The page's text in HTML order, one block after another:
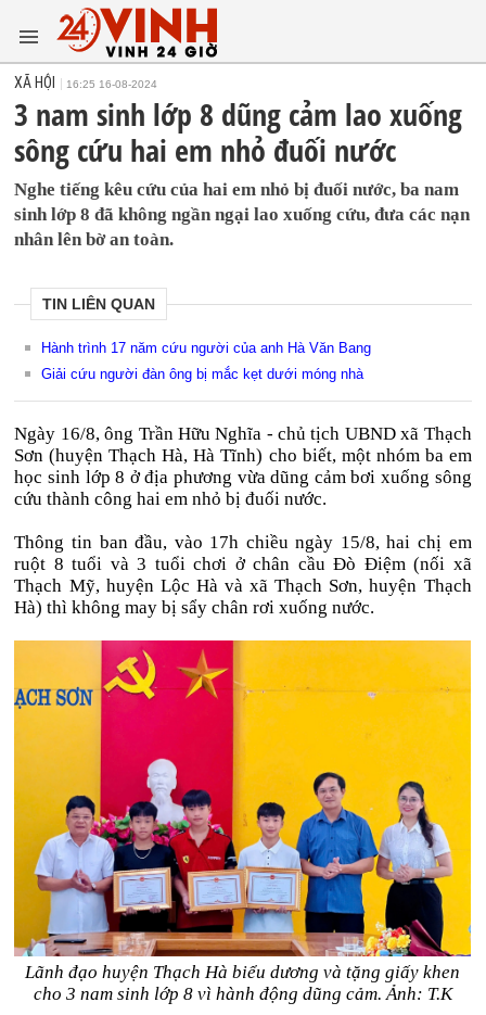
XÃ HỘI 16:25 16-08-2024
3 nam sinh lớp 8 dũng cảm lao xuống
sông cứu hai em nhỏ đuối nước
Nghe tiếng kêu cứu của hai em nhỏ bị đuối nước, ba nam
sinh lớp 8 đã không ngần ngại lao xuống cứu, đưa các nạn
nhân lên bờ an toàn.
TIN LIÊN QUAN
Hành trình 17 năm cứu người của anh Hà Văn Bang
Giải cứu người đàn ông bị mắc kẹt dưới móng nhà
Ngày 16/8, ông Trần Hữu Nghĩa - chủ tịch UBND xã Thạch
Sơn (huyện Thạch Hà, Hà Tĩnh) cho biết, một nhóm ba em
học sinh lớp 8 ở địa phương vừa dũng cảm bơi xuống sông
cứu thành công hai em nhỏ bị đuối nước.
Thông tin ban đầu, vào 17h chiều ngày 15/8, hai chị em
ruột 8 tuổi và 3 tuổi chơi ở chân cầu Đò Điệm (nối xã
Thạch Mỹ, huyện Lộc Hà và xã Thạch Sơn, huyện Thạch
Hà) thì không may bị sẩy chân rơi xuống nước.
Lãnh đạo huyện Thạch Hà biểu dương và tặng giấy khen
cho 3 nam sinh lớp 8 vì hành động dũng cảm. Ảnh: T.K